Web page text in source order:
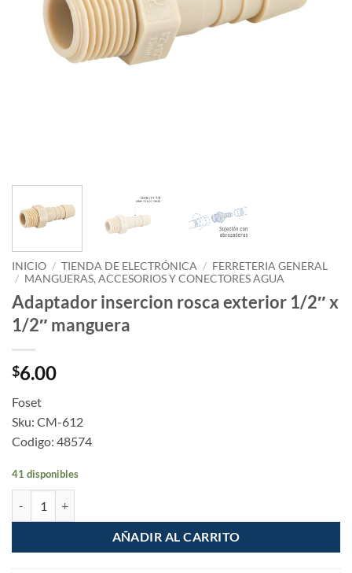
INICIO / TIENDA DE ELECTRÓNICA / FERRETERIA GENERAL
/ MANGUERAS, ACCESORIOS Y CONECTORES AGUA
Adaptador insercion rosca exterior 1/2″ x
1/2″ manguera
$6.00
Foset
Sku: CM-612
Codigo: 48574
41 disponibles
AÑADIR AL CARRITO